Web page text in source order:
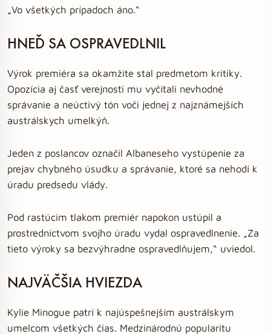
„Vo všetkých prípadoch áno.“
HNEĎ SA OSPRAVEDLNIL
Výrok premiéra sa okamžite stal predmetom kritiky.
Opozícia aj časť verejnosti mu vyčítali nevhodné
správanie a neúctivý tón voči jednej z najznámejších
austrálskych umelkýň.
Jeden z poslancov označil Albaneseho vystúpenie za
prejav chybného úsudku a správanie, ktoré sa nehodí k
úradu predsedu vlády.
Pod rastúcim tlakom premiér napokon ustúpil a
prostredníctvom svojho úradu vydal ospravedlnenie. „Za
tieto výroky sa bezvýhradne ospravedlňujem,“ uviedol.
NAJVÄČŠIA HVIEZDA
Kylie Minogue patrí k najúspešnejším austrálskym
umelcom všetkých čias. Medzinárodnú popularitu